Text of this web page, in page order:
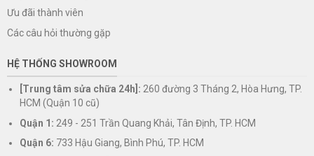
Ưu đãi thành viên
Các câu hỏi thường gặp
HỆ THỐNG SHOWROOM
[Trung tâm sửa chữa 24h]: 260 đường 3 Tháng 2, Hòa Hưng, TP.
HCM (Quận 10 cũ)
Quận 1: 249 - 251 Trần Quang Khải, Tân Định, TP. HCM
Quận 6: 733 Hậu Giang, Bình Phú, TP. HCM